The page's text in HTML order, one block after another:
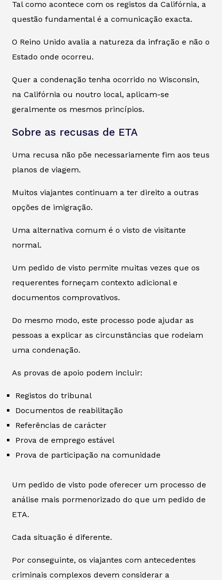
Tal como acontece com os registos da Califórnia, a
questão fundamental é a comunicação exacta.
O Reino Unido avalia a natureza da infração e não o
Estado onde ocorreu.
Quer a condenação tenha ocorrido no Wisconsin,
na Califórnia ou noutro local, aplicam-se
geralmente os mesmos princípios.
Sobre as recusas de ETA
Uma recusa não põe necessariamente fim aos teus
planos de viagem.
Muitos viajantes continuam a ter direito a outras
opções de imigração.
Uma alternativa comum é o visto de visitante
normal.
Um pedido de visto permite muitas vezes que os
requerentes forneçam contexto adicional e
documentos comprovativos.
Do mesmo modo, este processo pode ajudar as
pessoas a explicar as circunstâncias que rodeiam
uma condenação.
As provas de apoio podem incluir:
Registos do tribunal
Documentos de reabilitação
Referências de carácter
Prova de emprego estável
Prova de participação na comunidade
Um pedido de visto pode oferecer um processo de
análise mais pormenorizado do que um pedido de
ETA.
Cada situação é diferente.
Por conseguinte, os viajantes com antecedentes
criminais complexos devem considerar a